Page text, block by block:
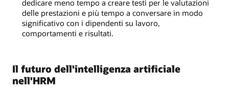
dedicare meno tempo a creare testi per le valutazioni
delle prestazioni e più tempo a conversare in modo
significativo con i dipendenti su lavoro,
comportamenti e risultati.
Il futuro dell'intelligenza artificiale
nell'HRM